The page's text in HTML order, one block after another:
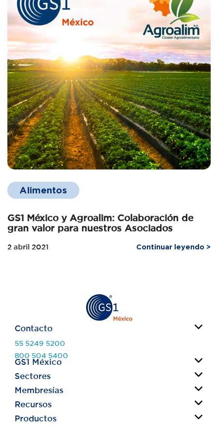
Alimentos
GS1 México y Agroalim: Colaboración de
gran valor para nuestros Asociados
2 abril 2021 Continuar leyendo >
Contacto
55 5249 5200
800 504 5400
info@gs1mexico.org
GS1 México
Acerca de nosotros
Contacto
Sectores
Fabricantes
Retail
Membresías
Código de Barras
GLN
Recursos
¿Cómo vender en Walmart?
Productos